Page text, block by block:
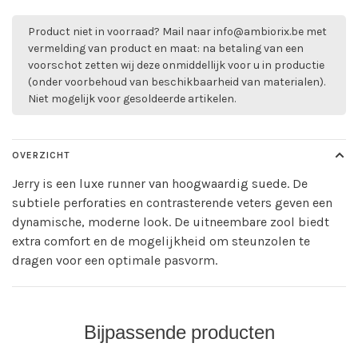
Product niet in voorraad? Mail naarinfo@ambiorix.be met
vermelding van product en maat: na betaling van een
voorschot zetten wij deze onmiddellijk voor u in productie
(onder voorbehoud van beschikbaarheid van materialen).
Niet mogelijk voor gesoldeerde artikelen.
OVERZICHT
Jerry is een luxe runner van hoogwaardig suede. De
subtiele perforaties en contrasterende veters geven een
dynamische, moderne look. De uitneembare zool biedt
extra comfort en de mogelijkheid om steunzolen te
dragen voor een optimale pasvorm.
Bijpassende producten